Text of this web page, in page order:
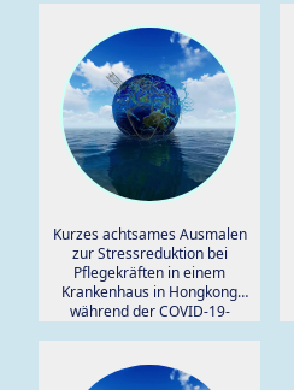
Kurzes achtsames Ausmalen
zur Stressreduktion bei
Pflegekräften in einem
Krankenhaus in Hongkong
während der COVID-19-